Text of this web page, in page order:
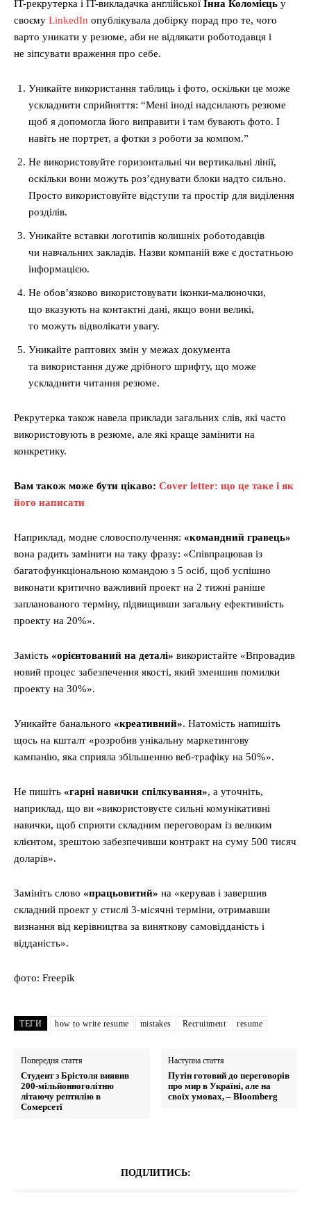
IT-рекрутерка і IT-викладачка англійської Інна Коломієць у
своєму LinkedIn опублікувала добірку порад про те, чого
варто уникати у резюме, аби не відлякати роботодавця і
не зіпсувати враження про себе.
Уникайте використання таблиць і фото, оскільки це може
ускладнити сприйняття: “Мені іноді надсилають резюме
щоб я допомогла його виправити і там бувають фото. І
навіть не портрет, а фотки з роботи за компом.”
Не використовуйте горизонтальні чи вертикальні лінії,
оскільки вони можуть роз’єднувати блоки надто сильно.
Просто використовуйте відступи та простір для виділення
розділів.
Уникайте вставки логотипів колишніх роботодавців
чи навчальних закладів. Назви компаній вже є достатньою
інформацією.
Не обов’язково використовувати іконки-малюночки,
що вказують на контактні дані, якщо вони великі,
то можуть відволікати увагу.
Уникайте раптових змін у межах документа
та використання дуже дрібного шрифту, що може
ускладнити читання резюме.
Рекрутерка також навела приклади загальних слів, які часто
використовують в резюме, але які краще замінити на
конкретику.
Вам також може бути цікаво: Сover letter: що це таке і як
його написати
Наприклад, модне словосполучення: «командний гравець»
вона радить замінити на таку фразу: «Співпрацював із
багатофункціональною командою з 5 осіб, щоб успішно
виконати критично важливий проект на 2 тижні раніше
запланованого терміну, підвищивши загальну ефективність
проекту на 20%».
Замість «орієнтований на деталі» використайте «Впровадив
новий процес забезпечення якості, який зменшив помилки
проекту на 30%».
Уникайте банального «креативний». Натомість напишіть
щось на кшталт «розробив унікальну маркетингову
кампанію, яка сприяла збільшенню веб-трафіку на 50%».
Не пишіть «гарні навички спілкування», а уточніть,
наприклад, що ви «використовуєте сильні комунікативні
навички, щоб сприяти складним переговорам із великим
клієнтом, зрештою забезпечивши контракт на суму 500 тисяч
доларів».
Замініть слово «працьовитий» на «керував і завершив
складний проект у стислі 3-місячні терміни, отримавши
визнання від керівництва за виняткову самовідданість і
відданість».
фото: Freepik
ТЕГИ how to write resume mistakes Recruitment resume
Попередня стаття
Студент з Брістоля виявив
200-мільйонноголітню
літаючу рептилію в
Сомерсеті
Наступна стаття
Путін готовий до переговорів
про мир в Україні, але на
своїх умовах, – Bloomberg
ПОДІЛИТИСЬ: